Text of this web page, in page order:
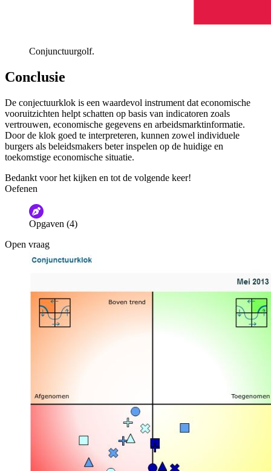
Conjunctuurgolf.
Conclusie
De conjectuurklok is een waardevol instrument dat economische
vooruitzichten helpt schatten op basis van indicatoren zoals
vertrouwen, economische gegevens en arbeidsmarktinformatie.
Door de klok goed te interpreteren, kunnen zowel individuele
burgers als beleidsmakers beter inspelen op de huidige en
toekomstige economische situatie.
Bedankt voor het kijken en tot de volgende keer!
Oefenen
Opgaven (4)
Open vraag